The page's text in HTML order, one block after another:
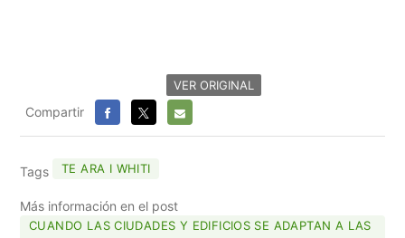
VER ORIGINAL
Compartir
FACEBOOK
X
E-
Tags TE ARA I WHITI
Más información en el post
CUANDO LAS CIUDADES Y EDIFICIOS SE ADAPTAN A LAS